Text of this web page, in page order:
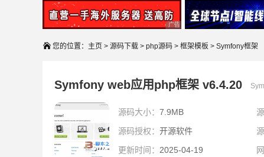
广告 商业广告，理性选择
您的位置： 主页 > 源码下载 > php源码 > 框架模板 > Symfony框架
Symfony web应用php框架 v6.4.20
源码大小： 7.9MB
源码授权： 开源软件
更新时间： 2025-04-19